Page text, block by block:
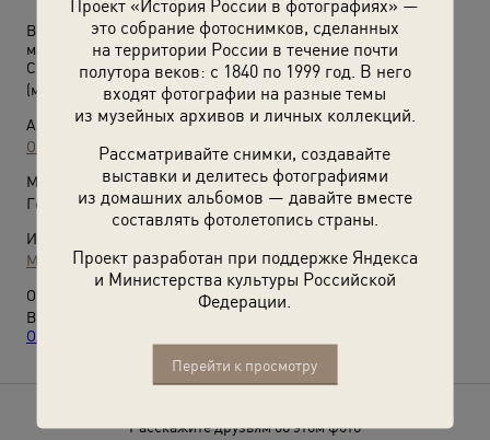
Проект «История России в фотографиях» —
это собрание фотоснимков, сделанных
на территории России в течение почти
полутора веков: с 1840 по 1999 год. В него
входят фотографии на разные темы
из музейных архивов и личных коллекций.
Рассматривайте снимки, создавайте
выставки и делитесь фотографиями
из домашних альбомов — давайте вместе
составлять фотолетопись страны.
Проект разработан при поддержке Яндекса
и Министерства культуры Российской
Федерации.
Перейти к просмотру
Встреча командующего войсками 1-го Украинского Фронта
маршала Ивана Конева с командующим 12-й группой армий
США генералом Омаром Брэдли
(май 1945)
Автор:
Ольга Игнатович
Место съемки:
Германия, г. Торгау
Источники:
Музей Москвы
О фотографии:
Выставка
«Военные снимки женщины-фотокорреспондента
Ольги Игнатович»
Расскажите друзьям об этом фото